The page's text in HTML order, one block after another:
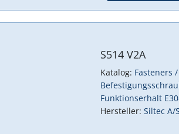
S514 V2A
Katalog: Fasteners /
Funktionserhalt
Hersteller:Siltec A/S